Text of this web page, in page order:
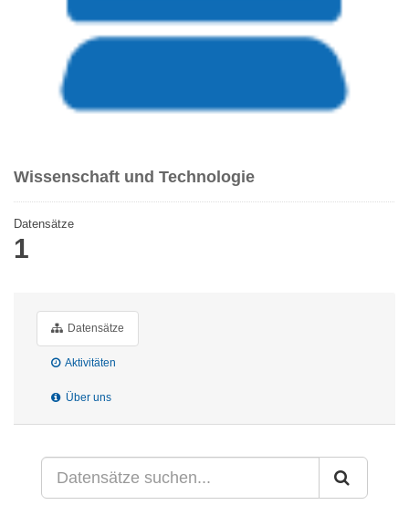
Wissenschaft und Technologie
Datensätze
1
Datensätze
Aktivitäten
Über uns